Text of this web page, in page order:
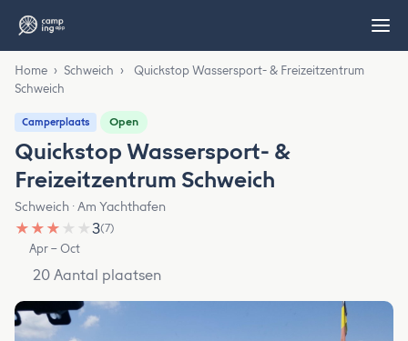
Home › Schweich ›
Quickstop Wassersport- & Freizeitzentrum
Schweich
Camperplaats Open
Quickstop Wassersport- &
Freizeitzentrum Schweich
Schweich · Am Yachthafen
★ ★ ★ ★ ★3(7)
Apr – Oct
20 Aantal plaatsen